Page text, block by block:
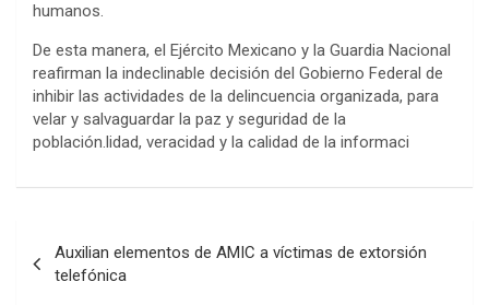
humanos.
De esta manera, el Ejército Mexicano y la Guardia Nacional
reafirman la indeclinable decisión del Gobierno Federal de
inhibir las actividades de la delincuencia organizada, para
velar y salvaguardar la paz y seguridad de la
población.lidad, veracidad y la calidad de la informaci
navigation
Auxilian elementos de AMIC a víctimas de extorsión
telefónica